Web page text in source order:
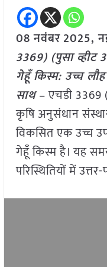
08 नवंबर2025,
3369) (पुसा
गेहूँ किस्म: उच्च
साथ– एचडी 3369
कृषि अनुसंधान
विकसित एक उच्च
गेहूँ किस्म है। यह
परिस्थितियों में